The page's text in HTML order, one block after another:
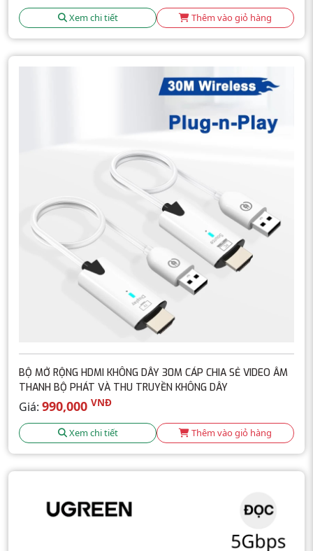
Xem chi tiết Thêm vào giỏ hàng
BỘ MỞ RỘNG HDMI KHÔNG DÂY 30M CÁP CHIA SẺ VIDEO ÂM
THANH BỘ PHÁT VÀ THU TRUYỀN KHÔNG DÂY
Giá: 990,000 VNĐ
Xem chi tiết Thêm vào giỏ hàng